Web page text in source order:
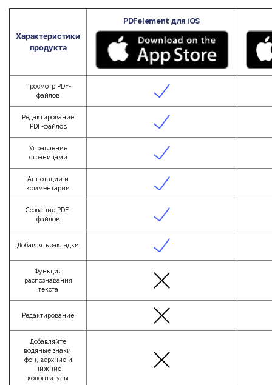
Характеристики
продукта
PDFelement для iOS
Просмотр PDF-
файлов
Редактирование
PDF-файлов
Управление
страницами
Аннотации и
комментарии
Создание PDF-
файлов
Добавлять закладки
Функция
распознавания
текста
Редактирование
Добавляйте
водяные знаки,
фон, верхние и
нижние
колонтитулы